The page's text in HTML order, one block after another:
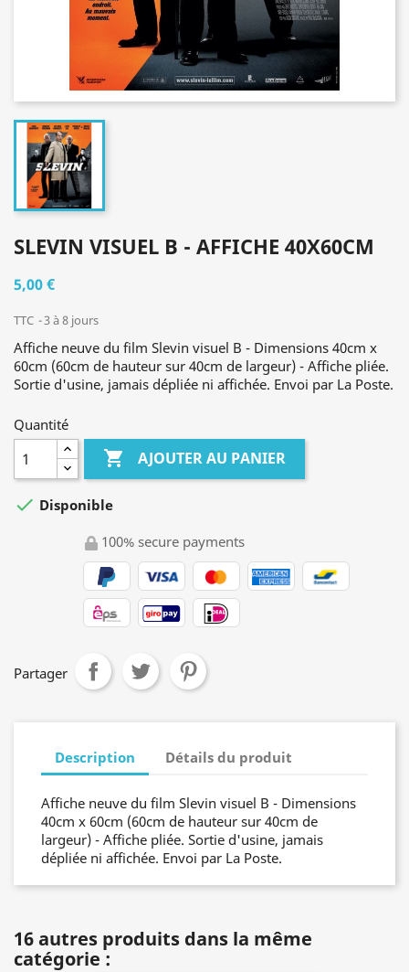
SLEVIN VISUEL B - AFFICHE 40X60CM
5,00 €
TTC 3 à 8 jours
Affiche neuve du film Slevin visuel B - Dimensions 40cm x
60cm (60cm de hauteur sur 40cm de largeur) - Affiche pliée.
Sortie d'usine, jamais dépliée ni affichée. Envoi par La Poste.
Quantité
 AJOUTER AU PANIER
 Disponible
100% secure payments
Partager
Description Détails du produit
Affiche neuve du film Slevin visuel B - Dimensions
40cm x 60cm (60cm de hauteur sur 40cm de
largeur) - Affiche pliée. Sortie d'usine, jamais
dépliée ni affichée. Envoi par La Poste.
16 autres produits dans la même
catégorie :